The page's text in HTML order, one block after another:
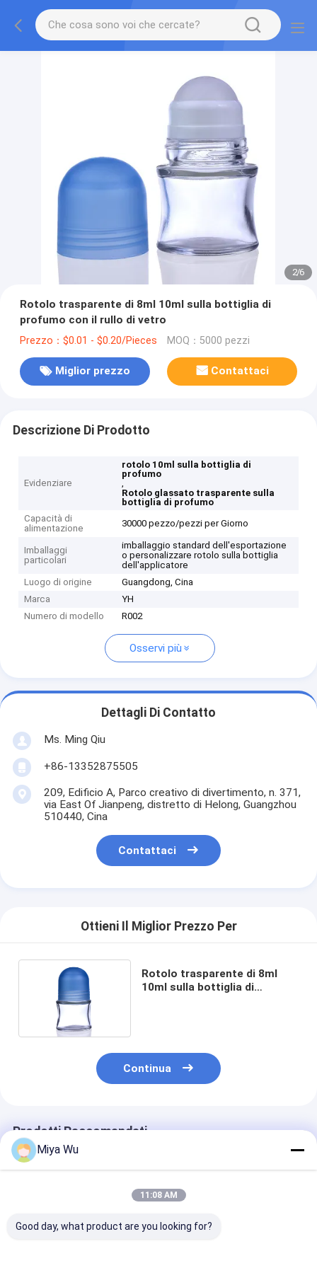
2/6
Rotolo trasparente di 8ml 10ml sulla bottiglia di
profumo con il rullo di vetro
Prezzo：$0.01 - $0.20/Pieces MOQ：5000 pezzi
Miglior prezzo Contattaci
Descrizione Di Prodotto
Evidenziare
rotolo 10ml sulla bottiglia di
profumo
,
Rotolo glassato trasparente sulla
bottiglia di profumo
Capacità di
alimentazione
30000 pezzo/pezzi per Giorno
Imballaggi
particolari
imballaggio standard dell'esportazione
o personalizzare rotolo sulla bottiglia
dell'applicatore
Luogo di origine
Guangdong, Cina
Marca
YH
Numero di modello
R002
Osservi più
Dettagli Di Contatto
Ms. Ming Qiu
+86-13352875505
209, Edificio A, Parco creativo di divertimento, n. 371,
via East Of Jianpeng, distretto di Helong, Guangzhou
510440, Cina
Contattaci
Ottieni Il Miglior Prezzo Per
Rotolo trasparente di 8ml
10ml sulla bottiglia di
Continua
Prodotti Raccomandati
Miya Wu
11:08 AM
Good day, what product are you looking for?